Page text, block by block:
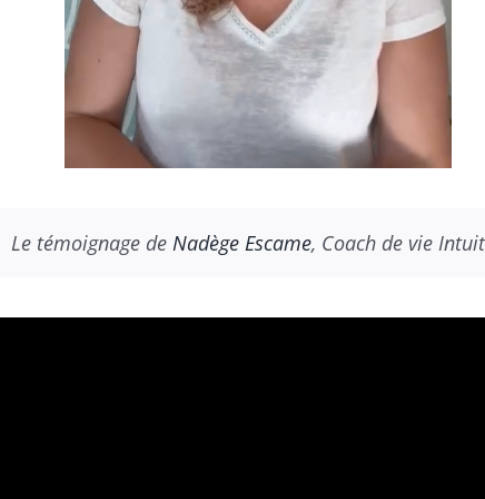
Le témoignage de Nadège Escame, Coach de vie